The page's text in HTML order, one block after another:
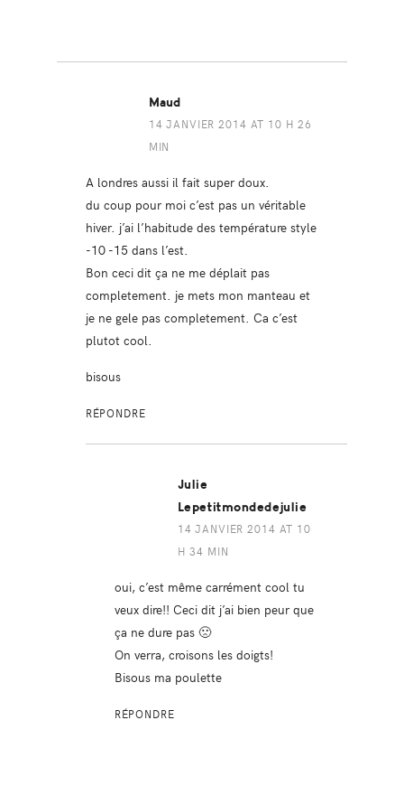
Maud
14 JANVIER 2014 AT 10 H 26
MIN
A londres aussi il fait super doux.
du coup pour moi c’est pas un véritable
hiver. j’ai l’habitude des température style
-10 -15 dans l’est.
Bon ceci dit ça ne me déplait pas
completement. je mets mon manteau et
je ne gele pas completement. Ca c’est
plutot cool.
bisous
RÉPONDRE
Julie
Lepetitmondedejulie
14 JANVIER 2014 AT 10
H 34 MIN
oui, c’est même carrément cool tu
veux dire!! Ceci dit j’ai bien peur que
ça ne dure pas 🙁
On verra, croisons les doigts!
Bisous ma poulette
RÉPONDRE